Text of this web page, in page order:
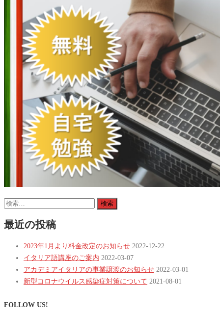
検
最近の投稿
2023年1月より料金改定のお知らせ 2022-12-22
イタリア語講座のご案内 2022-03-07
アカデミアイタリアの事業譲渡のお知らせ 2022-03-01
新型コロナウイルス感染症対策について 2021-08-01
FOLLOW US!